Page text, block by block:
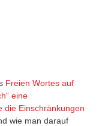
Freien Wortes auf
eine
die Einschränkungen
wie man darauf